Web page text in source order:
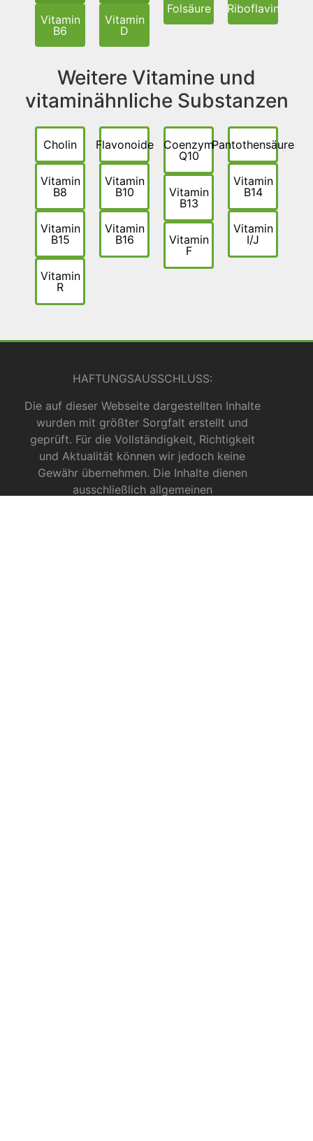
Vitamin
B6
Vitamin
D
Folsäure Riboflavin
Weitere Vitamine und
vitaminähnliche Substanzen
Cholin
Vitamin
B8
Vitamin
B15
Vitamin
R
Flavonoide
Vitamin
B10
Vitamin
B16
Coenzym
Q10
Vitamin
B13
Vitamin
F
Pantothensäure
Vitamin
B14
Vitamin
I/J
HAFTUNGSAUSSCHLUSS:
Die auf dieser Webseite dargestellten Inhalte
wurden mit größter Sorgfalt erstellt und
geprüft. Für die Vollständigkeit, Richtigkeit
und Aktualität können wir jedoch keine
Gewähr übernehmen. Die Inhalte dienen
ausschließlich allgemeinen